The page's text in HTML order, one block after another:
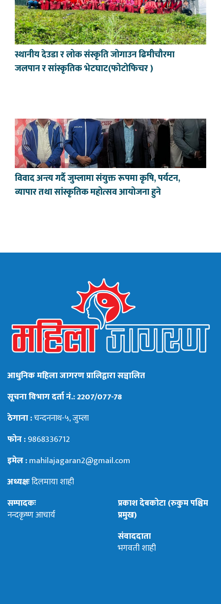
स्थानीय देउडा र लोक संस्कृति जोगाउन ढिमीचौरमा
जलपान र सांस्कृतिक भेटघाट(फोटोफिचर )
विवाद अन्त्य गर्दै जुम्लामा संयुक्त रूपमा कृषि, पर्यटन,
व्यापार तथा सांस्कृतिक महोत्सव आयोजना हुने
आधुनिक महिला जागरण प्रालिद्वारा सञ्चालित
सूचना विभाग दर्ता नं.: 2207/077-78
ठेगाना :चन्दननाथ-५, जुम्ला
फोन :9868336712
इमेल :mahilajagaran2@gmail.com
अध्यक्षःदिलमाया शाही
सम्पादकः
नन्दकृष्ण आचार्य
प्रकाश देबकोटा (रुकुम पश्चिम
प्रमुख)
संवाददाता
भगवती शाही